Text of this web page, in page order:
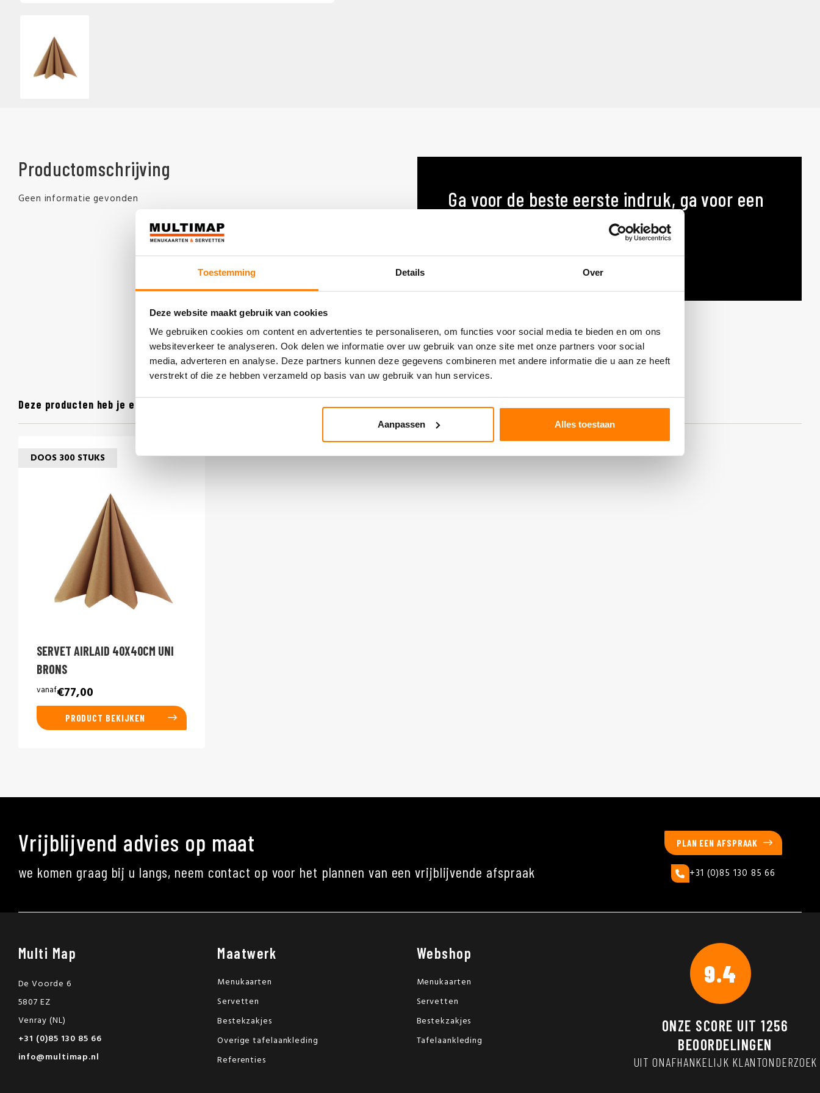
Toestemming Details Over
Deze website maakt gebruik van cookies
We gebruiken cookies om content en advertenties te personaliseren, om functies voor social media te bieden en om ons
websiteverkeer te analyseren. Ook delen we informatie over uw gebruik van onze site met onze partners voor social
media, adverteren en analyse. Deze partners kunnen deze gegevens combineren met andere informatie die u aan ze heeft
verstrekt of die ze hebben verzameld op basis van uw gebruik van hun services.
Aanpassen Alles toestaan
Productomschrijving
Geen informatie gevonden
Ga voor de beste eerste indruk, ga voor een
MENUKAARTEN OP MAAT
Deze producten heb je eerder bekeken
DOOS 300 STUKS
SERVET AIRLAID 40X40CM UNI
BRONS
vanaf€77,00
PRODUCT BEKIJKEN
Vrijblijvend advies op maat
we komen graag bij u langs, neem contact op voor het plannen van een vrijblijvende afspraak
PLAN EEN AFSPRAAK
+31 (0)85 130 85 66
Multi Map
De Voorde 6
5807 EZ
Venray (NL)
+31 (0)85 130 85 66
info@multimap.nl
Maatwerk
Menukaarten
Servetten
Bestekzakjes
Overige tafelaankleding
Referenties
Webshop
Menukaarten
Servetten
Bestekzakjes
Tafelaankleding
9.4
ONZE SCORE UIT1256
BEOORDELINGEN
UIT ONAFHANKELIJK KLANTONDERZOEK